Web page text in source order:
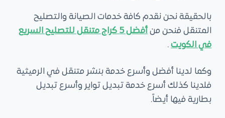
بالحقيقة نحن نقدم كافة خدمات الصيانة والتصليح
المتنقل فنحن من
أفضل 5 كراج متنقل للتصليح السريع
في الكويت.
وكما لدينا أفضل وأسرع خدمة بنشر متنقل في الرميثية
فلدينا كذلك أسرع خدمة تبديل تواير وأسرع تبديل
بطارية فيها أيضاً.